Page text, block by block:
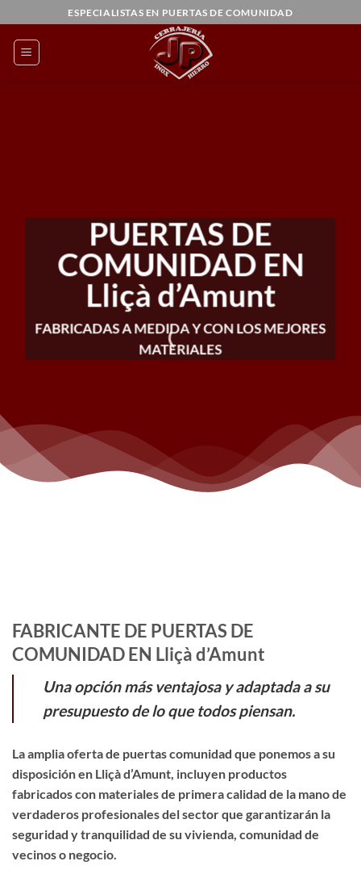
al
contenido
ESPECIALISTAS EN PUERTAS DE COMUNIDAD
PUERTAS DE
COMUNIDAD EN
Lliçà d’Amunt
FABRICADAS A MEDIDA Y CON LOS MEJORES
MATERIALES
FABRICANTE DE PUERTAS DE
COMUNIDAD EN Lliçà d’Amunt
Una opción más ventajosa y adaptada a su
presupuesto de lo que todos piensan.
La amplia oferta de puertas comunidad que ponemos a su
disposición en Lliçà d’Amunt, incluyen productos
fabricados con materiales de primera calidad de la mano de
verdaderos profesionales del sector que garantizarán la
seguridad y tranquilidad de su vivienda, comunidad de
vecinos o negocio.